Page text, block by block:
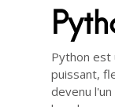
Python est
puissant,
devenu